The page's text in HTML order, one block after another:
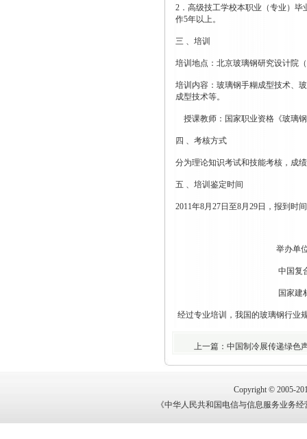
2．高级技工学校本职业（专业）
作5年以上。
三 、培训
培训地点：北京玻璃钢研究设计院
培训内容：玻璃钢手糊成型技术、
成型技术等。
授课教师：国家职业资格《玻璃
四 、考核方式
分为理论知识考试和技能考核，成
五 、培训鉴定时间
2011年8月27日至8月29日，报到时
举办单位
中国复合材料
国家建材行业职业
经过专业培训，我国的玻璃钢行业
上一篇：中国制冷展传递绿色
Copyright © 2005-
《中华人民共和国电信与信息服务业务